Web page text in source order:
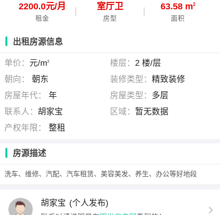
2200.0元/月
租金
室厅卫
房型
63.58 m2
面积
出租房源信息
单价： 元/m2 楼层： 2 楼/层
朝向：
朝东 装修类型： 精致装修
房屋年代：
年 房屋类型： 多层
联系人： 胡家宝 区域： 暂无数据
产权年限：
整租
房源描述
洗车、维修、汽配、汽车租赁、美容美发、养生、办公等好地段
胡家宝 (个人发布)